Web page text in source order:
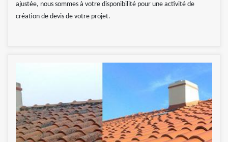
ajustée, nous sommes à votre disponibilité pour une activité de
création de devis de votre projet.